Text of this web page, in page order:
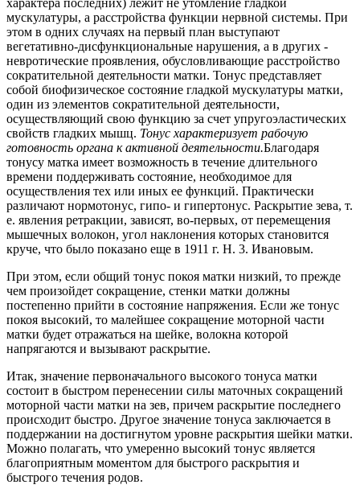
характера последних) лежит не утомление гладкой
мускулатуры, а расстройства функции нервной системы. При
этом в одних случаях на первый план выступают
вегетативно-дисфункциональные нарушения, а в других -
невротические проявления, обусловливающие расстройство
сократительной деятельности матки. Тонус представляет
собой биофизическое состояние гладкой мускулатуры матки,
один из элементов сократительной деятельности,
осуществляющий свою функцию за счет упругоэластических
свойств гладких мышц. Тонус характеризует рабочую
готовность органа к активной деятельности.Благодаря
тонусу матка имеет возможность в течение длительного
времени поддерживать состояние, необходимое для
осуществления тех или иных ее функций. Практически
различают нормотонус, гипо- и гипертонус. Раскрытие зева, т.
е. явления ретракции, зависят, во-первых, от перемещения
мышечных волокон, угол наклонения которых становится
круче, что было показано еще в 1911 г. Н. 3. Ивановым.
При этом, если общий тонус покоя матки низкий, то прежде
чем произойдет сокращение, стенки матки должны
постепенно прийти в состояние напряжения. Если же тонус
покоя высокий, то малейшее сокращение моторной части
матки будет отражаться на шейке, волокна которой
напрягаются и вызывают раскрытие.
Итак, значение первоначального высокого тонуса матки
состоит в быстром перенесении силы маточных сокращений
моторной части матки на зев, причем раскрытие последнего
происходит быстро. Другое значение тонуса заключается в
поддержании на достигнутом уровне раскрытия шейки матки.
Можно полагать, что умеренно высокий тонус является
благоприятным моментом для быстрого раскрытия и
быстрого течения родов.